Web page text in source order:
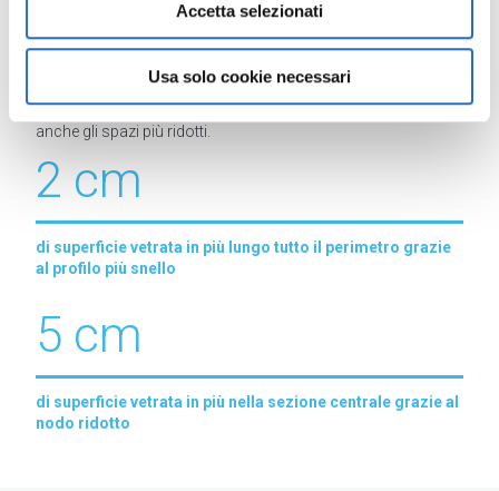
Accetta selezionati
Usa solo cookie necessari
Una vetrocamera grande fa la differenza. Rispetto a una
finestra tradizionale, la maggiore superficie vetrata di Prolux
dona respiro al foro finestra e permette di sfruttare al meglio
anche gli spazi più ridotti.
2 cm
di superficie vetrata in più lungo tutto il perimetro grazie
al profilo più snello
5 cm
di superficie vetrata in più nella sezione centrale grazie al
nodo ridotto